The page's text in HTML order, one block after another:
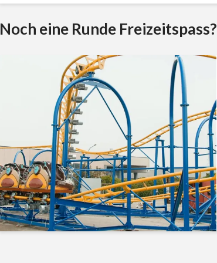
Noch eine Runde Freizeitspass?